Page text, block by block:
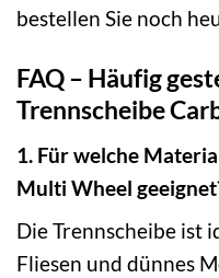
bestellen Sie noch
FAQ – Häufig
Trennscheibe
1. Für welche
Multi Wheel
Die Trennscheibe ist
Fliesen und dünnes